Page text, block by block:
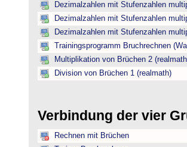
Dezimalzahlen mit Stufenzahlen
Dezimalzahlen mit Stufenzahlen
Dezimalzahlen mit Stufenzahlen
Trainingsprogramm Bruchrechnen
Multiplikation von Brüchen 2
Division von Brüchen 1 (realmath)
Verbindung der vier
Rechnen mit Brüchen